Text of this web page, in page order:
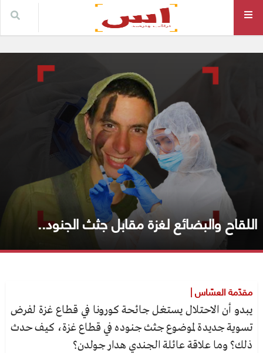
اللقاح والبضائع لغزة مقابل جثث الجنود..
مقدّمة العسّاس |
يبدو أن الاحتلال يستغل جائحة كورونا في قطاع غزة لفرض
تسوية جديدة لموضوع جثث جنوده في قطاع غزة، كيف حدث
ذلك؟ وما علاقة عائلة الجندي هدار جولدن؟